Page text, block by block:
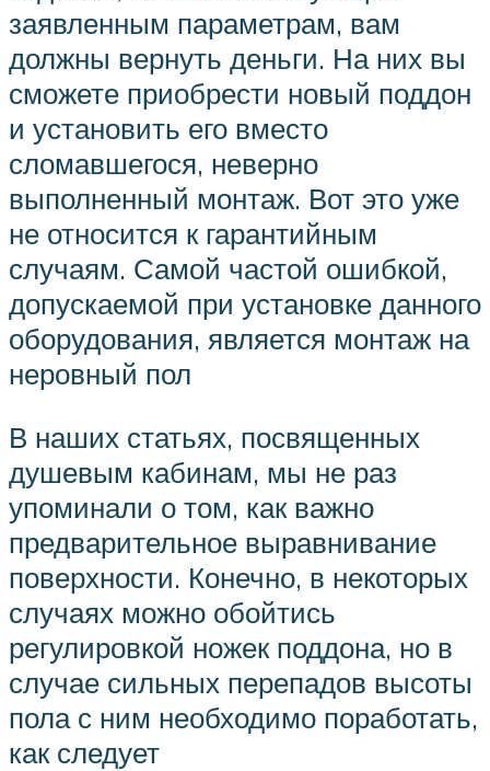
заявленным параметрам, вам
должны вернуть деньги. На них вы
сможете приобрести новый поддон
и установить его вместо
сломавшегося, неверно
выполненный монтаж. Вот это уже
не относится к гарантийным
случаям. Самой частой ошибкой,
допускаемой при установке данного
оборудования, является монтаж на
неровный пол
В наших статьях, посвященных
душевым кабинам, мы не раз
упоминали о том, как важно
предварительное выравнивание
поверхности. Конечно, в некоторых
случаях можно обойтись
регулировкой ножек поддона, но в
случае сильных перепадов высоты
пола с ним необходимо поработать,
как следует